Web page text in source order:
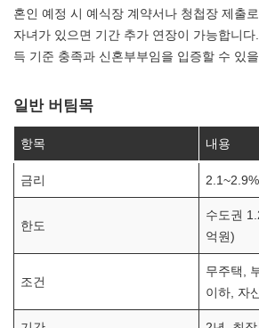
혼인 예정 시 예식장 계약서나 청첩장 제출
자녀가 있으면 기간 추가 연장이 가능합니
득 기준 충족과 신혼부부임을 입증할 수 있
일반 버팀목
항목 내용
금리 2.1~2.9%
한도
수도권
억원)
조건
무주택,
이하, 자